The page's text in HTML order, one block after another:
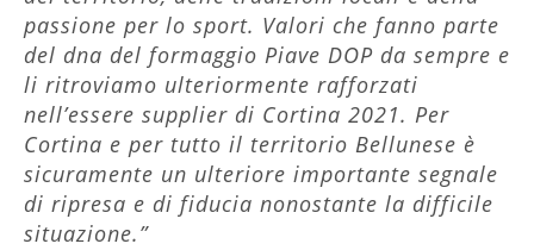
passione per lo sport. Valori che fanno parte
del dna del formaggio Piave DOP da sempre e
li ritroviamo ulteriormente rafforzati
nell’essere supplier di Cortina 2021. Per
Cortina e per tutto il territorio Bellunese è
sicuramente un ulteriore importante segnale
di ripresa e di fiducia nonostante la difficile
situazione.”